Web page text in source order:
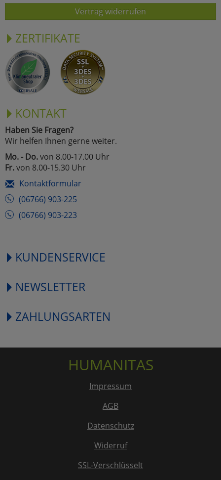
Vertrag widerrufen
ZERTIFIKATE
KONTAKT
Haben Sie Fragen?
Wir helfen Ihnen gerne weiter.
Mo. - Do.von 8.00-17.00 Uhr
Fr.von 8.00-15.30 Uhr
Kontaktformular
(06766) 903-225
(06766) 903-223
KUNDENSERVICE
NEWSLETTER
ZAHLUNGSARTEN
HUMANITAS
Impressum
AGB
Datenschutz
Widerruf
SSL-Verschlüsselt